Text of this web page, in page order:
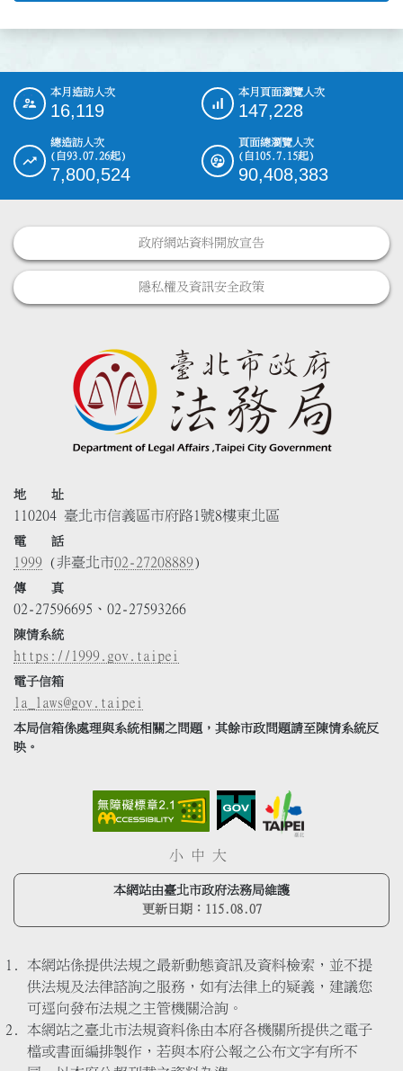
::: 本月造訪人次
16,119
本月頁面瀏覽人次
147,228
總造訪人次
(自93.07.26起)
7,800,524
頁面總瀏覽人次
(自105.7.15起)
90,408,383
政府網站資料開放宣告
隱私權及資訊安全政策
地 址
110204 臺北市信義區市府路1號8樓東北區
電 話
1999 (非臺北市02-27208889)
傳 真
02-27596695、02-27593266
陳情系統
https://1999.gov.taipei
電子信箱
la_laws@gov.taipei
本局信箱係處理與系統相關之問題，其餘市政問題請至陳情系統反
映。
小 中 大
本網站由臺北市政府法務局維護
更新日期： 115.08.07
本網站係提供法規之最新動態資訊及資料檢索，並不提
供法規及法律諮詢之服務，如有法律上的疑義，建議您
可逕向發布法規之主管機關洽詢。
本網站之臺北市法規資料係由本府各機關所提供之電子
檔或書面編排製作，若與本府公報之公布文字有所不